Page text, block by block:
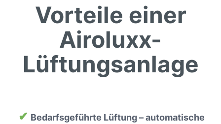
Vorteile einer
Airoluxx-
Lüftungsanlage
✔ Bedarfsgeführte Lüftung – automatische